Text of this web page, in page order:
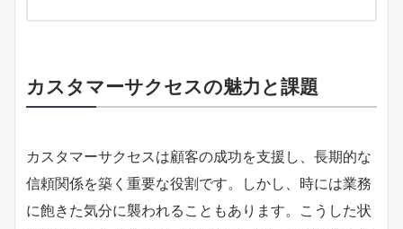
カスタマーサクセスの魅力と課題
カスタマーサクセスは顧客の成功を支援し、長期的な
信頼関係を築く重要な役割です。しかし、時には業務
に飽きた気分に襲われることもあります。こうした状